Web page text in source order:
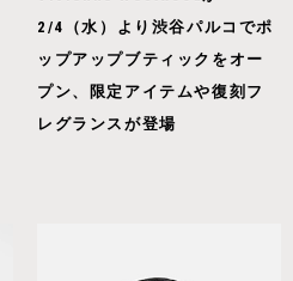
2/4（水）より渋谷パルコでポ
ップアップブティックをオー
プン、限定アイテムや復刻フ
レグランスが登場